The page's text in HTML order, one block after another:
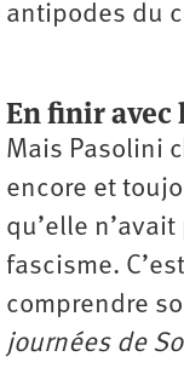
antipodes du
En finir avec
Mais Pasolini
encore et
qu’elle
fascisme.
comprendre
journées de